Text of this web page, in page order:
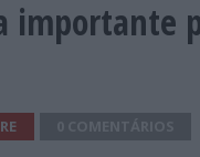
importante